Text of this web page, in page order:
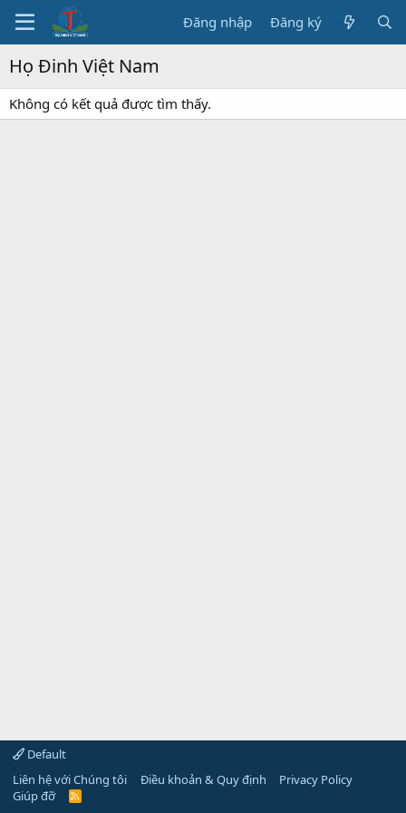
Đăng nhập Đăng ký
Họ Đinh Việt Nam
Không có kết quả được tìm thấy.
Default
Liên hệ với Chúng tôi
Điều khoản & Quy định
Privacy Policy
Giúp đỡ
R